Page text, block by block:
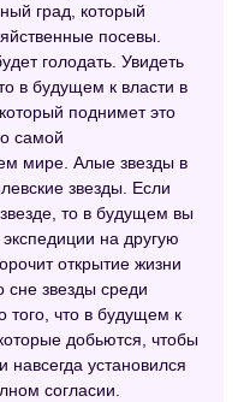
град, который
посевы.
голодать. Увидеть
в будущем к власти в
поднимет это
самой
мире. Алые звезды в
звезды. Если
то в будущем вы
на другую
открытие жизни
сне звезды среди
того, что в будущем к
добьются, чтобы
навсегда установился
согласии.